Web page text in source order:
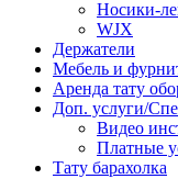
Носики-
WJX
Держатели
Мебель и
Аренда тату
Доп. услуги/
Видео
Платные
Тату барахолка